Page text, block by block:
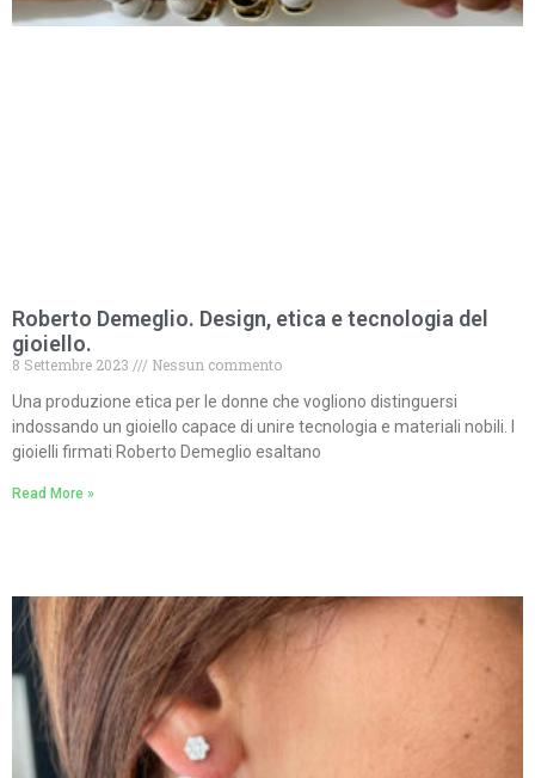
Roberto Demeglio. Design, etica e tecnologia del
gioiello.
8 Settembre 2023
Nessun commento
Una produzione etica per le donne che vogliono distinguersi
indossando un gioiello capace di unire tecnologia e materiali nobili. I
gioielli firmati Roberto Demeglio esaltano
Read More »